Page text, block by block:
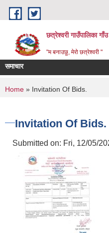
Skip to main content
छत्रेश्वरी गाउँपालिका गाँउ
"म बनाउछु, मेरो छत्रेश्वरी "
समाचार
You are here
Home » Invitation Of Bids.
Invitation Of Bids.
Submitted on: Fri, 12/05/